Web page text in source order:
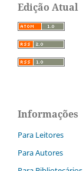
Edição Atual
Informações
Para Leitores
Para Autores